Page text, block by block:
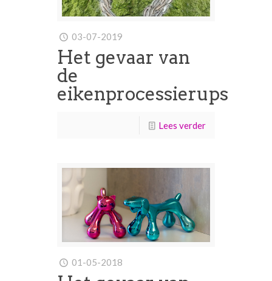
03-07-2019
Het gevaar van
de
eikenprocessierups
Lees verder
01-05-2018